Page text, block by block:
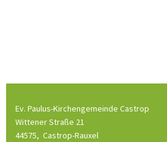
Ev. Paulus-Kirchengemeinde Castrop
Wittener Straße 21
44575, Castrop-Rauxel